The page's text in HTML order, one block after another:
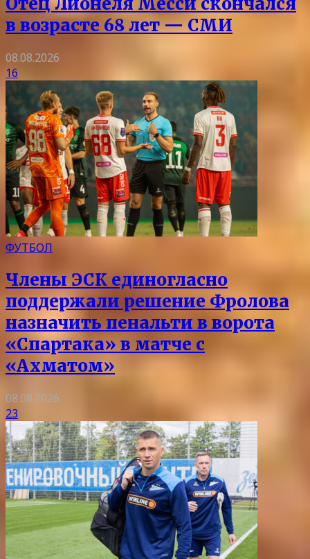
в возрасте 68 лет — СМИ
08.08.2026
16
ФУТБОЛ
Члены ЭСК единогласно
поддержали решение Фролова
назначить пенальти в ворота
«Спартака» в матче с
«Ахматом»
08.08.2026
23